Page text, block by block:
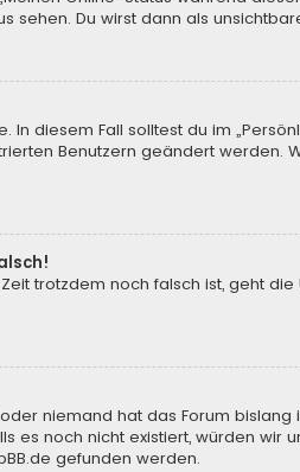
sehen. Du wirst dann als
diesem Fall solltest du im
Benutzern geändert werden.
trotzdem noch falsch ist, geht
niemand hat das Forum
es noch nicht existiert, würden wir
gefunden werden.